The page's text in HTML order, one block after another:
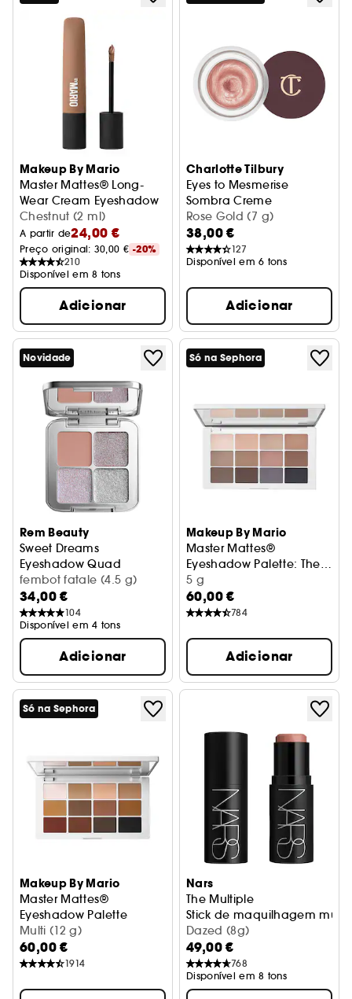
Makeup By Mario
Master Mattes® Long-
Wear Cream Eyeshadow
Sombra creme
Chestnut (2 ml)
A partir de24,00 €
Preço original: 30,00 € -20%
210
Disponível em 8 tons
Adicionar
Charlotte Tilbury
Eyes to Mesmerise
Sombra Creme
Rose Gold (7 g)
38,00 €
127
Disponível em 6 tons
Adicionar
Novidade
Rem Beauty
Sweet Dreams
Eyeshadow Quad
Paleta de sombras para pálpebras
fembot fatale (4.5 g)
34,00 €
104
Disponível em 4 tons
Adicionar
Só na Sephora
Makeup By Mario
Master Mattes®
Eyeshadow Palette: The
Neutrals
Paleta de sombras para os
5 g
60,00 €
784
Adicionar
Só na Sephora
Makeup By Mario
Master Mattes®
Eyeshadow Palette
Paleta de sombras
Multi (12 g)
60,00 €
1914
Nars
The Multiple
Stick de maquilhagem
Dazed (8g)
49,00 €
768
Disponível em 8 tons